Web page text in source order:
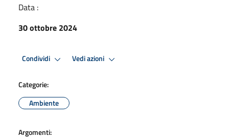
Data :
30 ottobre 2024
Condividi Vedi azioni
Categorie:
Ambiente
Argomenti: